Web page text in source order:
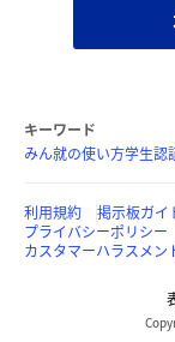
キーワード
みん就の使い方学生認
利用規約 掲示板ガイ
プライバシーポリシー
カスタマーハラスメン